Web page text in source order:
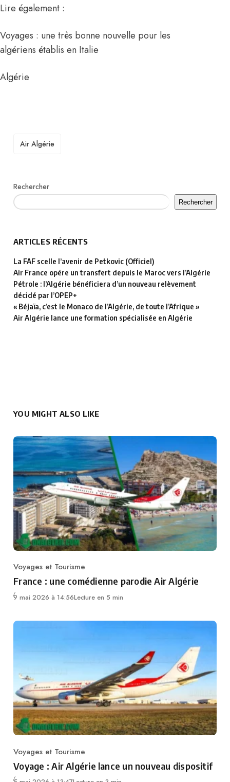
Lire également :
Voyages : une très bonne nouvelle pour les
algériens établis en Italie
Algérie
TAGS
Air Algérie
Rechercher
Rechercher
ARTICLES RÉCENTS
La FAF scelle l’avenir de Petkovic (Officiel)
Air France opére un transfert depuis le Maroc vers l’Algérie
Pétrole : l’Algérie bénéficiera d’un nouveau relèvement
décidé par l’OPEP+
« Béjaïa, c’est le Monaco de l’Algérie, de toute l’Afrique »
Air Algérie lance une formation spécialisée en Algérie
YOU MIGHT ALSO LIKE
Category
Voyages et Tourisme
France : une comédienne parodie Air Algérie
9 mai 2026 à 14:56Lecture en 5 min
Category
Voyages et Tourisme
Voyage : Air Algérie lance un nouveau dispositif